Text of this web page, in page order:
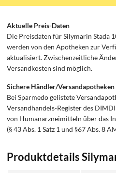
Aktuelle Preis-Daten
Die Preisdaten für Silymarin Stada
werden von den Apotheken zur
aktualisiert. Zwischenzeitliche
Versandkosten sind möglich.
Sichere Händler/Versandapotheken
Bei Sparmedo gelistete
Versandhandels-Register des
von Humanarzneimitteln über das
(§ 43 Abs. 1 Satz 1 und §67 Abs. 8
Produktdetails